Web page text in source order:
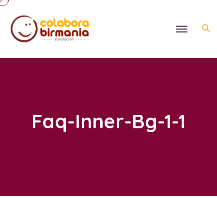
Faq-Inner-Bg-1-1